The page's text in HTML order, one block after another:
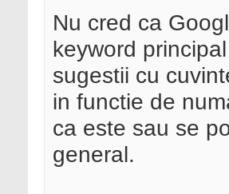
Nu cred ca
keyword
sugestii cu
in functie de
ca este sau se
general.